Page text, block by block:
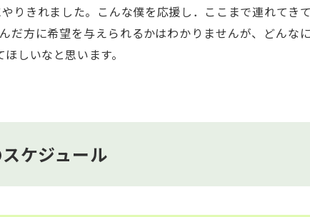
りきれました。こんな僕を応援し．ここまで連れてき
方に希望を与えられるかはわかりませんが、どんな
しいなと思います。
ケジュール